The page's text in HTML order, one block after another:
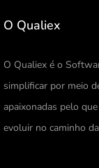
O Qualiex
O Qualiex é o
simplificar por meio
apaixonadas pelo
evoluir no caminho